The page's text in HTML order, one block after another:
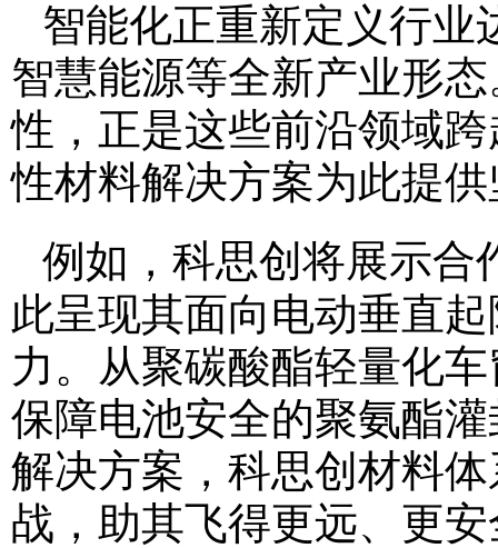
智能化正重新定义行业
智慧能源等全新产业形
性，正是这些前沿领域
性材料解决方案为此提
例如，科思创将展示合
此呈现其面向电动垂直
力。从聚碳酸酯轻量化
保障电池安全的聚氨酯
解决方案，科思创材料
战，助其飞得更远、更